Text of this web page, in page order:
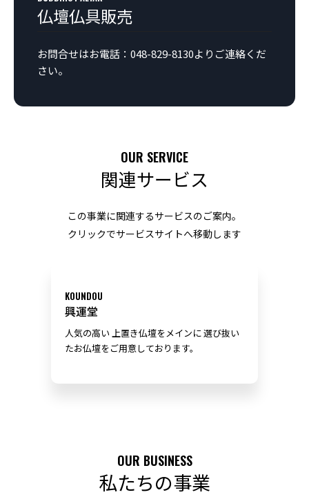
仏壇仏具販売
お問合せはお電話：048-829-8130よりご連絡くだ
さい。
OUR SERVICE
関連サービス
この事業に関連するサービスのご案内。
クリックでサービスサイトへ移動します
KOUNDOU
興運堂
人気の高い 上置き仏壇をメインに 選び抜い
たお仏壇をご用意しております。
OUR BUSINESS
私たちの事業